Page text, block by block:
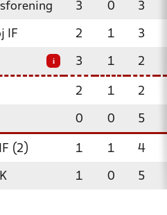
3 0 3
IF 2 1 3
i 3 1 2
2 1 2
0 0 5
(2) 1 1 4
1 0 5